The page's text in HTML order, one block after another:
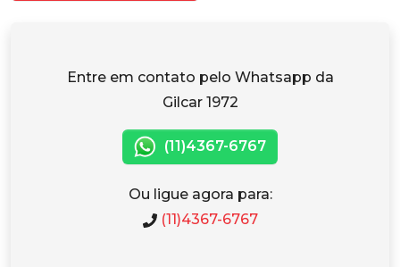
Entre em contato pelo Whatsapp da
Gilcar 1972
(11)4367-6767
Ou ligue agora para:
(11)4367-6767